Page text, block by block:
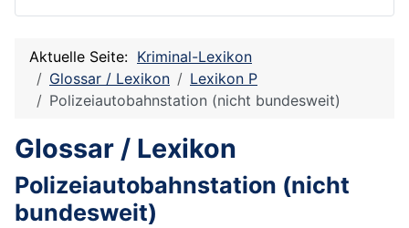
Aktuelle Seite: Kriminal-Lexikon
Glossar / Lexikon
Lexikon P
Polizeiautobahnstation (nicht bundesweit)
Glossar / Lexikon
Polizeiautobahnstation (nicht
bundesweit)